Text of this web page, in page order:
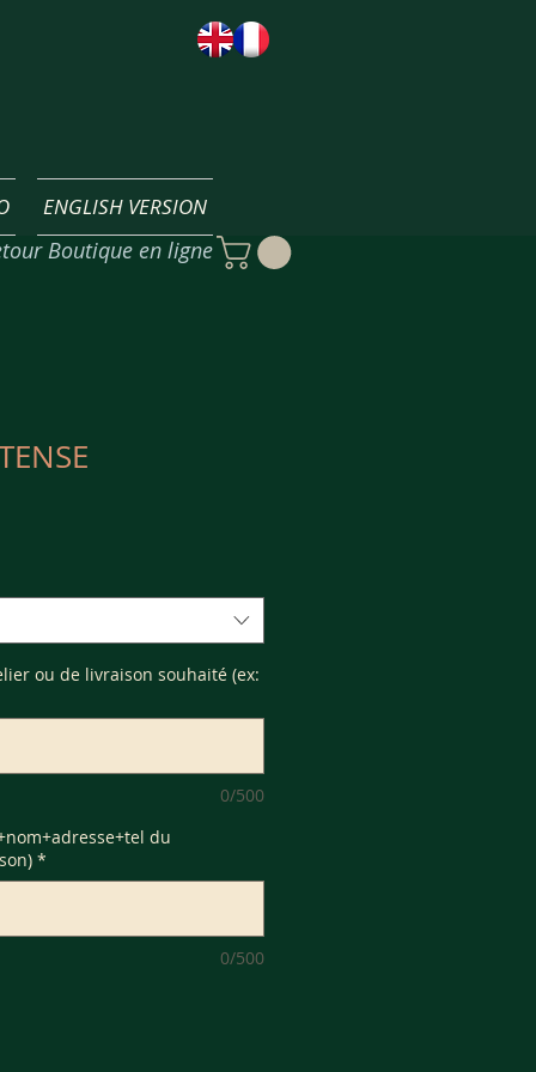
ENGLISH VERSION
Boutique en ligne
ou de livraison souhaité (ex:
0/500
du
*
0/500